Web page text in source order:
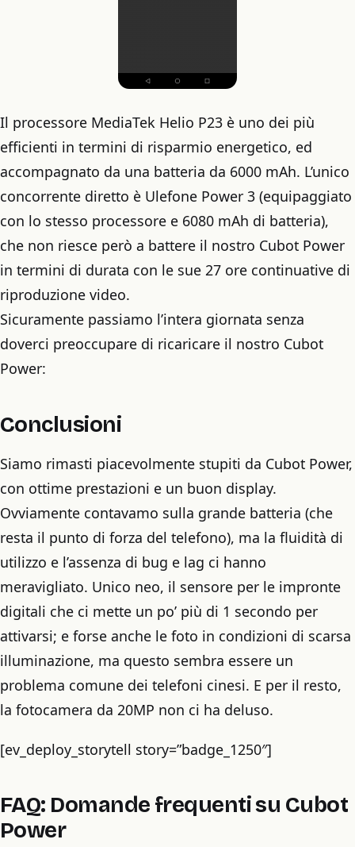
Il processore MediaTek Helio P23 è uno dei più
efficienti in termini di risparmio energetico, ed
accompagnato da una batteria da 6000 mAh. L’unico
concorrente diretto è Ulefone Power 3 (equipaggiato
con lo stesso processore e 6080 mAh di batteria),
che non riesce però a battere il nostro Cubot Power
in termini di durata con le sue 27 ore continuative di
riproduzione video.
Sicuramente passiamo l’intera giornata senza
doverci preoccupare di ricaricare il nostro Cubot
Power:
Conclusioni
Siamo rimasti piacevolmente stupiti da Cubot Power,
con ottime prestazioni e un buon display.
Ovviamente contavamo sulla grande batteria (che
resta il punto di forza del telefono), ma la fluidità di
utilizzo e l’assenza di bug e lag ci hanno
meravigliato. Unico neo, il sensore per le impronte
digitali che ci mette un po’ più di 1 secondo per
attivarsi; e forse anche le foto in condizioni di scarsa
illuminazione, ma questo sembra essere un
problema comune dei telefoni cinesi. E per il resto,
la fotocamera da 20MP non ci ha deluso.
[ev_deploy_storytell story=”badge_1250″]
FAQ: Domande frequenti su Cubot
Power